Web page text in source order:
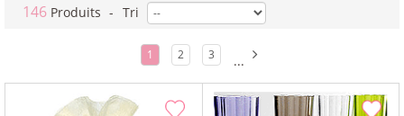
146 Produits - Tri
1 2 3 ...